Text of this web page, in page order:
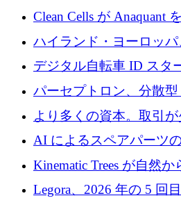
達
Clean Cells が Anaquant
門知識によるバイオ医薬
ハイランド・ヨーロッ
規模拡大を支援するため
ンドVIを閉鎖
デジタル自転車 ID スタ
TÖNNJES への投資を確
パーセプトロン、分散
ークの構築に 650 万ドル
より多くの資本。取引が
2026 年上半期がヨーロ
ついて語ること
AI によるスペアパーツ
Intropy が 1,100 万ドル
Kinematic Trees が自然
ンを得たロボット ソフ
めに 58 万 5,000 ポンド
Legora、2026 年の 5 回